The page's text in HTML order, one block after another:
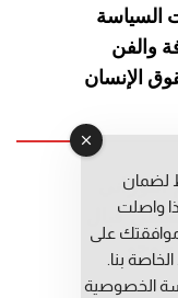
السياسة
والفن
الإنسان
قبال
حوحو
لضمان
واصلت
على
بنا.
الخصوصية